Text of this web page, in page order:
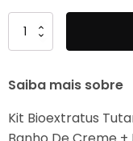
Quantidade
de
Extratus
Tutano
Saiba mais sobre
Kit Bioextratus